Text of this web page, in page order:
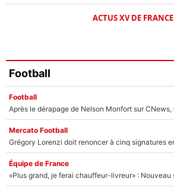
ACTUS XV DE FRANCE
Football
Football
Mercato Football
Équipe de France